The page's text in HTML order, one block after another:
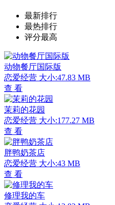
最新排行
最热排行
评分最高
动物餐厅国际版
恋爱经营 大小:47.83 MB
查 看
茉莉的花园
恋爱经营 大小:177.27 MB
查 看
胖鸭奶茶店
恋爱经营 大小:43 MB
查 看
修理我的车